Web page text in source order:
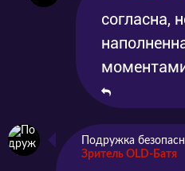
согласна,
Подружка
Зритель OLD-Батя